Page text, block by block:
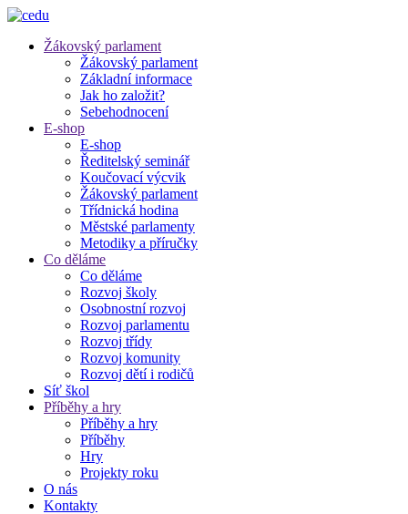
Žákovský parlament
Žákovský parlament
Základní informace
Jak ho založit?
Sebehodnocení
E-shop
E-shop
Ředitelský seminář
Koučovací výcvik
Žákovský parlament
Třídnická hodina
Městské parlamenty
Metodiky a příručky
Co děláme
Co děláme
Rozvoj školy
Osobnostní rozvoj
Rozvoj parlamentu
Rozvoj třídy
Rozvoj komunity
Rozvoj dětí i rodičů
Síť škol
Příběhy a hry
Příběhy a hry
Příběhy
Hry
Projekty roku
O nás
Kontakty